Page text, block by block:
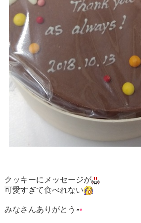
クッキーにメッセージが
可愛すぎて食べれない
みなさんありがとう